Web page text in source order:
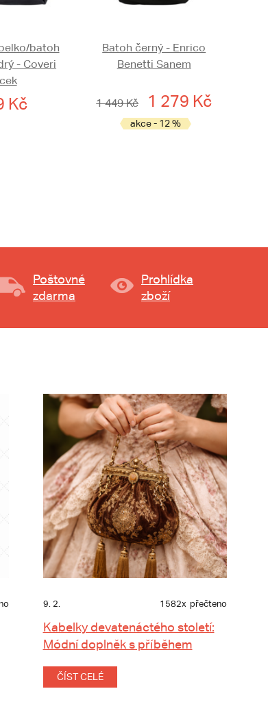
batoh
- Coveri
Kč
Batoh černý - Enrico
Benetti Sanem
1 449 Kč 1 279 Kč
akce - 12 %
Poštovné
zdarma
Prohlídka
zboží
9. 2. 1582x přečteno
Kabelky devatenáctého století:
Módní doplněk s příběhem
ČÍST CELÉ